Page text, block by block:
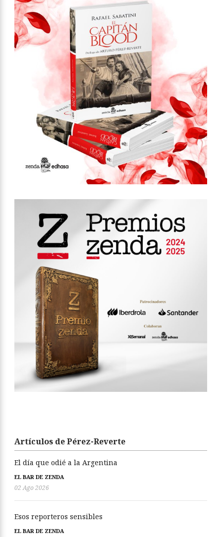
Artículos de Pérez-Reverte
El día que odié a la Argentina
EL BAR DE ZENDA
02 Ago 2026
Esos reporteros sensibles
EL BAR DE ZENDA